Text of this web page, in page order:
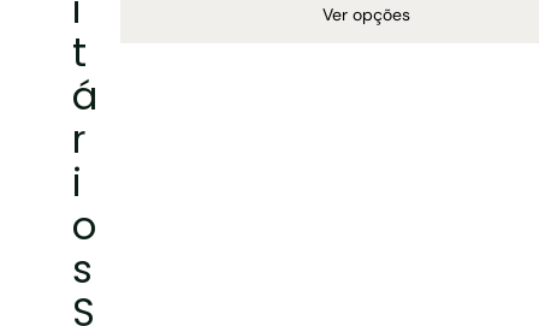
t
á
r
i
o
s
S
Ver opções